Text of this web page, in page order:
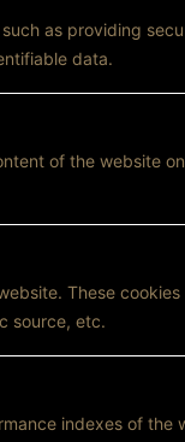
dass Sie damit
Allgemeinen
as providing
data.
of the website
These
source, etc.
indexes of the
KONTAKT